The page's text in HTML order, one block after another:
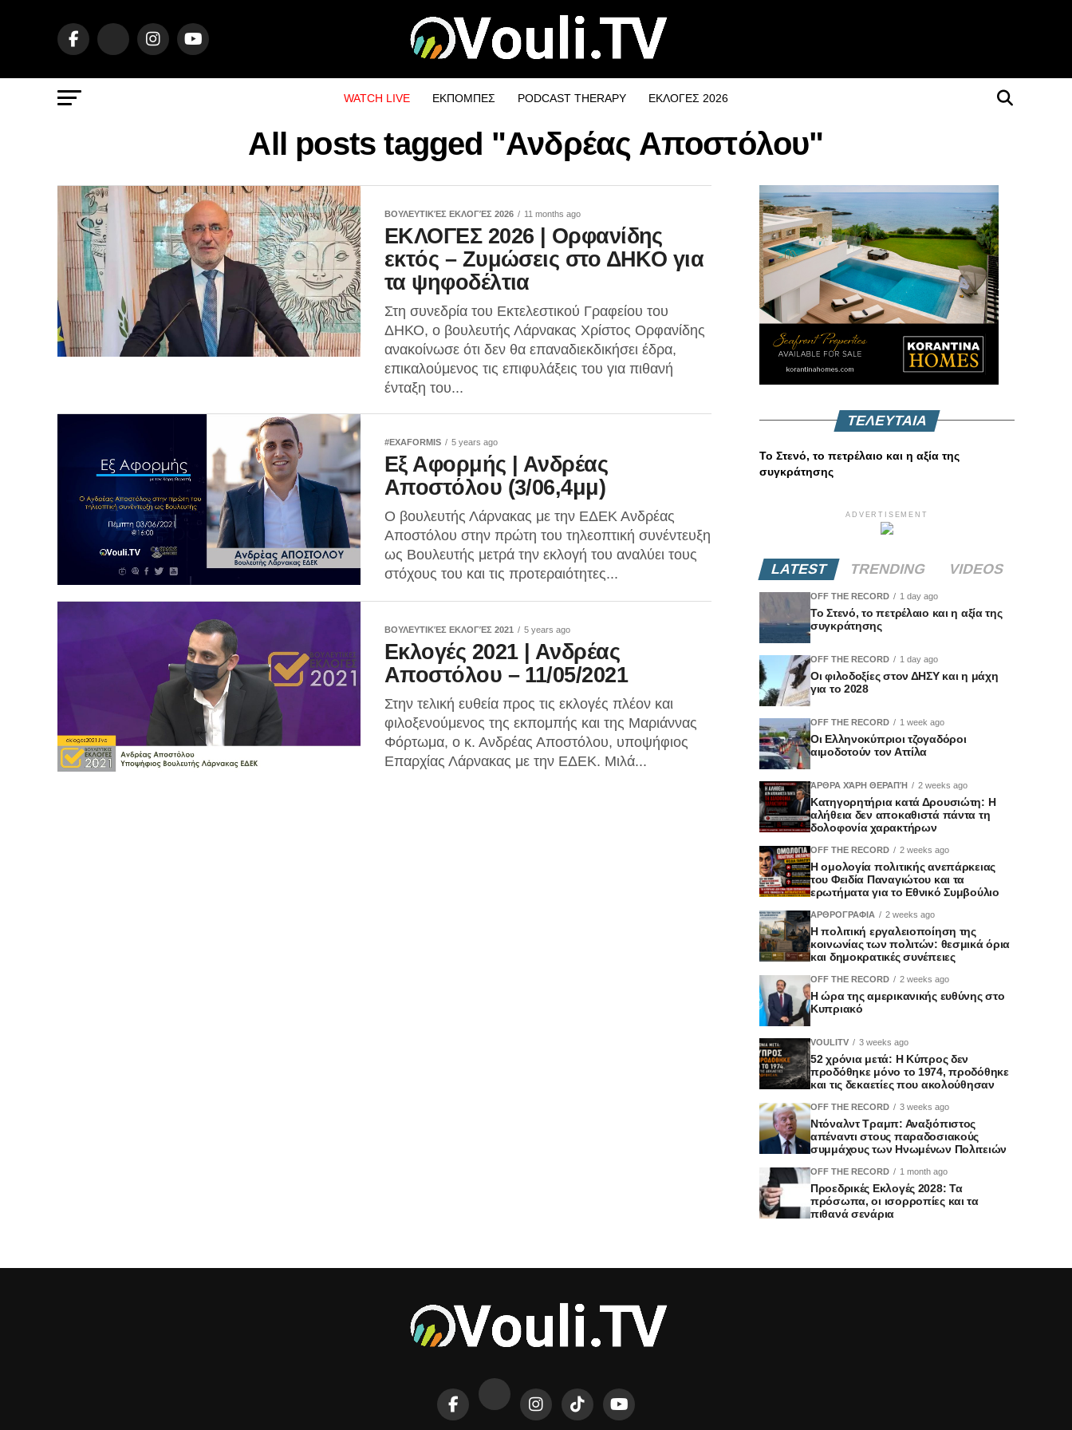
WATCH LIVE ΕΚΠΟΜΠΕΣ PODCAST THERAPY ΕΚΛΟΓΕΣ 2026
All posts tagged "Ανδρέας Αποστόλου"
ΒΟΥΛΕΥΤΙΚΈΣ ΕΚΛΟΓΈΣ 2026 11 months ago
ΕΚΛΟΓΕΣ 2026 | Ορφανίδης
εκτός – Ζυμώσεις στο ΔΗΚΟ για
τα ψηφοδέλτια
Στη συνεδρία του Εκτελεστικού Γραφείου του
ΔΗΚΟ, ο βουλευτής Λάρνακας Χρίστος Ορφανίδης
ανακοίνωσε ότι δεν θα επαναδιεκδικήσει έδρα,
επικαλούμενος τις επιφυλάξεις του για πιθανή
ένταξη του...
#EXAFORMIS 5 years ago
Εξ Αφορμής | Ανδρέας
Αποστόλου (3/06,4μμ)
Ο βουλευτής Λάρνακας με την ΕΔΕΚ Ανδρέας
Αποστόλου στην πρώτη του τηλεοπτική συνέντευξη
ως Βουλευτής μετρά την εκλογή του αναλύει τους
στόχους του και τις προτεραιότητες...
ΒΟΥΛΕΥΤΙΚΈΣ ΕΚΛΟΓΈΣ 2021 5 years ago
Εκλογές 2021 | Ανδρέας
Αποστόλου – 11/05/2021
Στην τελική ευθεία προς τις εκλογές πλέον και
φιλοξενούμενος της εκπομπής και της Μαριάννας
Φόρτωμα, ο κ. Ανδρέας Αποστόλου, υποψήφιος
Επαρχίας Λάρνακας με την ΕΔΕΚ. Μιλά...
ΤΕΛΕΥΤΑΙΑ
Το Στενό, το πετρέλαιο και η αξία της
συγκράτησης
ADVERTISEMENT
LATEST TRENDING VIDEOS
OFF THE RECORD 1 day ago
Το Στενό, το πετρέλαιο και η αξία της
συγκράτησης
OFF THE RECORD 1 day ago
Οι φιλοδοξίες στον ΔΗΣΥ και η μάχη
για το 2028
OFF THE RECORD 1 week ago
Οι Ελληνοκύπριοι τζογαδόροι
αιμοδοτούν τον Αττίλα
ΆΡΘΡΑ ΧΆΡΗ ΘΕΡΑΠΉ 2 weeks ago
Κατηγορητήρια κατά Δρουσιώτη: Η
αλήθεια δεν αποκαθιστά πάντα τη
δολοφονία χαρακτήρων
OFF THE RECORD 2 weeks ago
Η ομολογία πολιτικής ανεπάρκειας
του Φειδία Παναγιώτου και τα
ερωτήματα για το Εθνικό Συμβούλιο
ΑΡΘΡΟΓΡΑΦΙΑ 2 weeks ago
Η πολιτική εργαλειοποίηση της
κοινωνίας των πολιτών: θεσμικά όρια
και δημοκρατικές συνέπειες
OFF THE RECORD 2 weeks ago
Η ώρα της αμερικανικής ευθύνης στο
Κυπριακό
VOULITV 3 weeks ago
52 χρόνια μετά: Η Κύπρος δεν
προδόθηκε μόνο το 1974, προδόθηκε
και τις δεκαετίες που ακολούθησαν
OFF THE RECORD 3 weeks ago
Ντόναλντ Τραμπ: Αναξιόπιστος
απέναντι στους παραδοσιακούς
συμμάχους των Ηνωμένων Πολιτειών
OFF THE RECORD 1 month ago
Προεδρικές Εκλογές 2028: Τα
πρόσωπα, οι ισορροπίες και τα
πιθανά σενάρια